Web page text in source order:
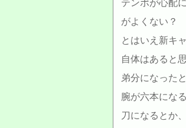
テンポが心配
がよくない？
とはいえ新キ
自体はあると
弟分になった
腕が六本にな
刀になるとか